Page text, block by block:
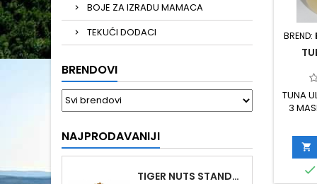
BOJE ZA IZRADU MAMACA
TEKUĆI DODACI
BRENDOVI
NAJPRODAVANIJI
TIGER NUTS STANDARD 8-12 MM
BREND:
TUNA
3
ML
30 ML

